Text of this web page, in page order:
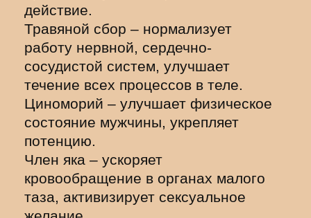
действие.
Травяной сбор – нормализует
работу нервной, сердечно-
сосудистой систем, улучшает
течение всех процессов в теле.
Циноморий – улучшает физическое
состояние мужчины, укрепляет
потенцию.
Член яка – ускоряет
кровообращение в органах малого
таза, активизирует сексуальное